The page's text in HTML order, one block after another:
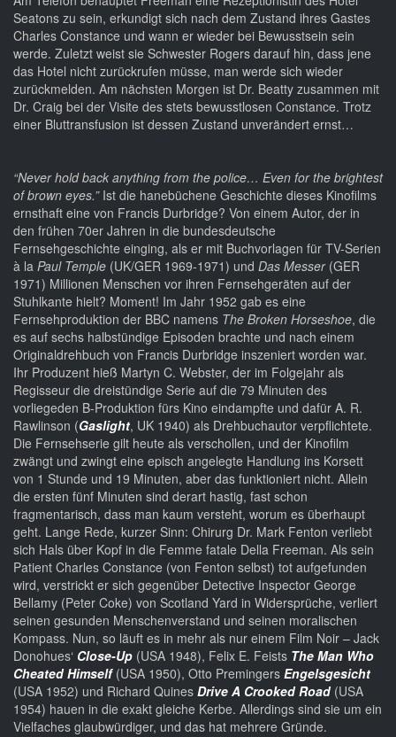
Seatons zu sein, erkundigt sich nach dem Zustand ihres Gastes
Charles Constance und wann er wieder bei Bewusstsein sein
werde. Zuletzt weist sie Schwester Rogers darauf hin, dass jene
das Hotel nicht zurückrufen müsse, man werde sich wieder
zurückmelden. Am nächsten Morgen ist Dr. Beatty zusammen mit
Dr. Craig bei der Visite des stets bewusstlosen Constance. Trotz
einer Bluttransfusion ist dessen Zustand unverändert ernst…
“Never hold back anything from the police… Even for the brightest
of brown eyes.”Ist die hanebüchene Geschichte dieses Kinofilms
ernsthaft eine von Francis Durbridge? Von einem Autor, der in
den frühen 70er Jahren in die bundesdeutsche
Fernsehgeschichte einging, als er mit Buchvorlagen für TV-Serien
à la Paul Temple (UK/GER 1969-1971) und Das Messer(GER
1971) Millionen Menschen vor ihren Fernsehgeräten auf der
Stuhlkante hielt? Moment! Im Jahr 1952 gab es eine
Fernsehproduktion der BBC namens The Broken Horseshoe, die
es auf sechs halbstündige Episoden brachte und nach einem
Originaldrehbuch von Francis Durbridge inszeniert worden war.
Ihr Produzent hieß Martyn C. Webster, der im Folgejahr als
Regisseur die dreistündige Serie auf die 79 Minuten des
vorliegeden B-Produktion fürs Kino eindampfte und dafür A. R.
Rawlinson (Gaslight, UK 1940) als Drehbuchautor verpflichtete.
Die Fernsehserie gilt heute als verschollen, und der Kinofilm
zwängt und zwingt eine episch angelegte Handlung ins Korsett
von 1 Stunde und 19 Minuten, aber das funktioniert nicht. Allein
die ersten fünf Minuten sind derart hastig, fast schon
fragmentarisch, dass man kaum versteht, worum es überhaupt
geht. Lange Rede, kurzer Sinn: Chirurg Dr. Mark Fenton verliebt
sich Hals über Kopf in die Femme fatale Della Freeman. Als sein
Patient Charles Constance (von Fenton selbst) tot aufgefunden
wird, verstrickt er sich gegenüber Detective Inspector George
Bellamy (Peter Coke) von Scotland Yard in Widersprüche, verliert
seinen gesunden Menschenverstand und seinen moralischen
Kompass. Nun, so läuft es in mehr als nur einem Film Noir – Jack
Donohues‘ Close-Up (USA 1948), Felix E. Feists The Man Who
Cheated Himself(USA 1950), Otto Premingers Engelsgesicht
(USA 1952) und Richard Quines Drive A Crooked Road(USA
1954) hauen in die exakt gleiche Kerbe. Allerdings sind sie um ein
Vielfaches glaubwürdiger, und das hat mehrere Gründe.